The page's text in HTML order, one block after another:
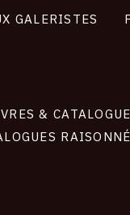
GALERISTES
&